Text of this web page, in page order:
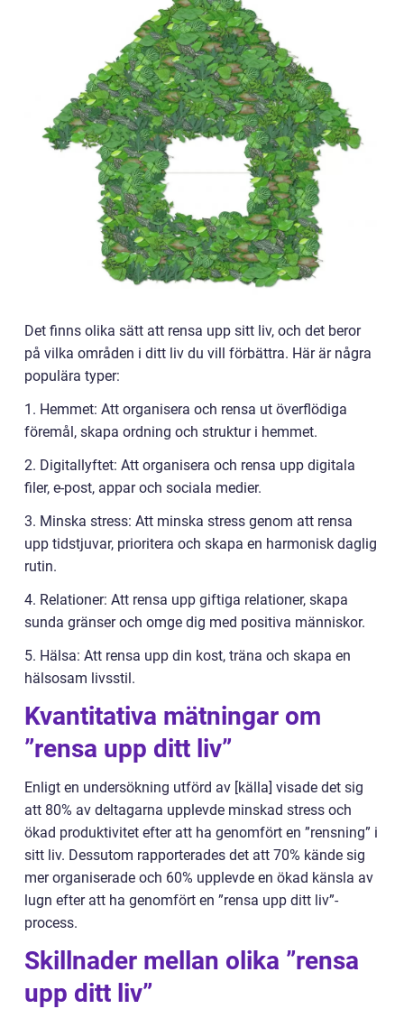
Det finns olika sätt att rensa upp sitt liv, och det beror
på vilka områden i ditt liv du vill förbättra. Här är några
populära typer:
1. Hemmet: Att organisera och rensa ut överflödiga
föremål, skapa ordning och struktur i hemmet.
2. Digitallyftet: Att organisera och rensa upp digitala
filer, e-post, appar och sociala medier.
3. Minska stress: Att minska stress genom att rensa
upp tidstjuvar, prioritera och skapa en harmonisk daglig
rutin.
4. Relationer: Att rensa upp giftiga relationer, skapa
sunda gränser och omge dig med positiva människor.
5. Hälsa: Att rensa upp din kost, träna och skapa en
hälsosam livsstil.
Kvantitativa mätningar om
”rensa upp ditt liv”
Enligt en undersökning utförd av [källa] visade det sig
att 80% av deltagarna upplevde minskad stress och
ökad produktivitet efter att ha genomfört en ”rensning” i
sitt liv. Dessutom rapporterades det att 70% kände sig
mer organiserade och 60% upplevde en ökad känsla av
lugn efter att ha genomfört en ”rensa upp ditt liv”-
process.
Skillnader mellan olika ”rensa
upp ditt liv”